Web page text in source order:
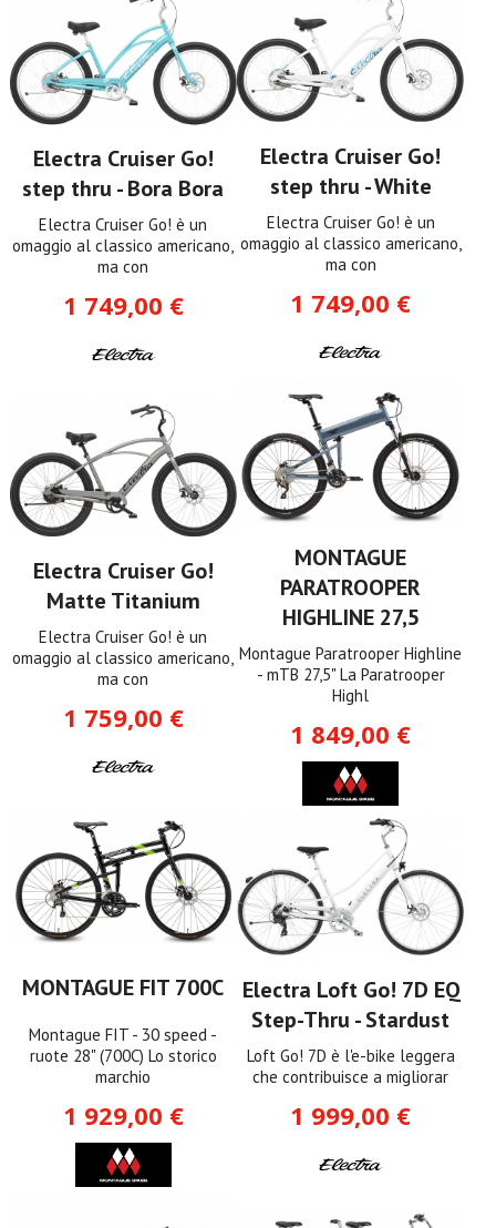
Electra Cruiser Go!
step thru - Bora Bora
Electra Cruiser Go! è un
omaggio al classico americano,
ma con
1 749,00 €
Electra Cruiser Go!
step thru - White
Electra Cruiser Go! è un
omaggio al classico americano,
ma con
1 749,00 €
Electra Cruiser Go!
Matte Titanium
Electra Cruiser Go! è un
omaggio al classico americano,
ma con
1 759,00 €
MONTAGUE
PARATROOPER
HIGHLINE 27,5
Montague Paratrooper Highline
- mTB 27,5" La Paratrooper
Highl
1 849,00 €
MONTAGUE FIT 700C
Montague FIT - 30 speed -
ruote 28" (700C) Lo storico
marchio
1 929,00 €
Electra Loft Go! 7D EQ
Step-Thru - Stardust
Loft Go! 7D è l'e-bike leggera
che contribuisce a migliorar
1 999,00 €